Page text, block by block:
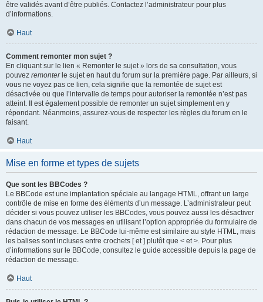
être validés avant d’être publiés. Contactez l’administrateur pour plus
d’informations.
Haut
Comment remonter mon sujet ?
En cliquant sur le lien « Remonter le sujet » lors de sa consultation, vous
pouvez remonterle sujet en haut du forum sur la première page. Par ailleurs, si
vous ne voyez pas ce lien, cela signifie que la remontée de sujet est
désactivée ou que l’intervalle de temps pour autoriser la remontée n’est pas
atteint. Il est également possible de remonter un sujet simplement en y
répondant. Néanmoins, assurez-vous de respecter les règles du forum en le
faisant.
Haut
Mise en forme et types de sujets
Que sont les BBCodes ?
Le BBCode est une implantation spéciale au langage HTML, offrant un large
contrôle de mise en forme des éléments d’un message. L’administrateur peut
décider si vous pouvez utiliser les BBCodes, vous pouvez aussi les désactiver
dans chacun de vos messages en utilisant l’option appropriée du formulaire de
rédaction de message. Le BBCode lui-même est similaire au style HTML, mais
les balises sont incluses entre crochets [ et ] plutôt que < et >. Pour plus
d’informations sur le BBCode, consultez le guide accessible depuis la page de
rédaction de message.
Haut